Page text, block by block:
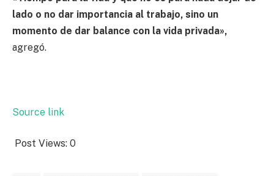
lado o no dar importancia al trabajo, sino un
momento de dar balance con la vida privada»,
agregó.
Source link
Post Views: 0